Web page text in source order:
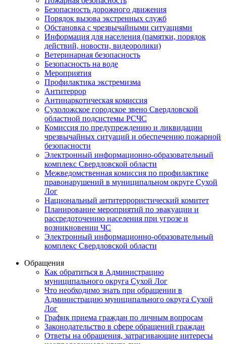
Безопасность дорожного движения
Порядок вызова экстренных служб
Обстановка с чрезвычайными ситуациями
Информация для населения (памятки, порядок
действий, новости, видеоролики)
Ветеринарная безопасность
Безопасность на воде
Мероприятия
Профилактика экстремизма
Антитеррор
Антинаркотическая комиссия
Сухоложское городское звено Свердловской
областной подсистемы РСЧС
Комиссия по предупреждению и ликвидации
чрезвычайных ситуаций и обеспечению пожарной
безопасности
Электронный информационно-образовательный
комплекс Cвердловской области
Межведомственная комиссия по профилактике
правонарушений в муниципальном округе Сухой
Лог
Национальный антитеррористический комитет
Планирование мероприятий по эвакуации и
рассредоточению населения при угрозе и
возникновении ЧС
Электронный информационно-образовательный
комплекс Свердловской области
Обращения
Как обратиться в Администрацию
муниципального округа Сухой Лог
Что необходимо знать при обращении в
Администрацию муниципального округа Сухой
Лог
График приема граждан по личным вопросам
Законодательство в сфере обращений граждан
Ответы на обращения, затрагивающие интересы